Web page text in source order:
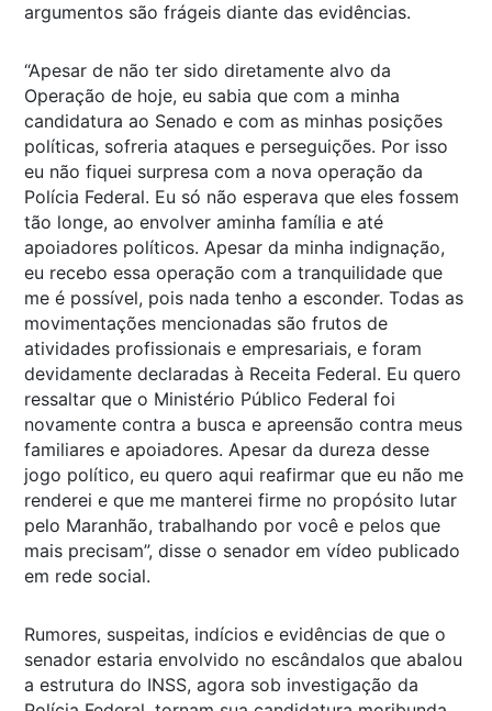
argumentos são frágeis diante das evidências.
“Apesar de não ter sido diretamente alvo da
Operação de hoje, eu sabia que com a minha
candidatura ao Senado e com as minhas posições
políticas, sofreria ataques e perseguições. Por isso
eu não fiquei surpresa com a nova operação da
Polícia Federal. Eu só não esperava que eles fossem
tão longe, ao envolver aminha família e até
apoiadores políticos. Apesar da minha indignação,
eu recebo essa operação com a tranquilidade que
me é possível, pois nada tenho a esconder. Todas as
movimentações mencionadas são frutos de
atividades profissionais e empresariais, e foram
devidamente declaradas à Receita Federal. Eu quero
ressaltar que o Ministério Público Federal foi
novamente contra a busca e apreensão contra meus
familiares e apoiadores. Apesar da dureza desse
jogo político, eu quero aqui reafirmar que eu não me
renderei e que me manterei firme no propósito lutar
pelo Maranhão, trabalhando por você e pelos que
mais precisam”, disse o senador em vídeo publicado
em rede social.
Rumores, suspeitas, indícios e evidências de que o
senador estaria envolvido no escândalos que abalou
a estrutura do INSS, agora sob investigação da